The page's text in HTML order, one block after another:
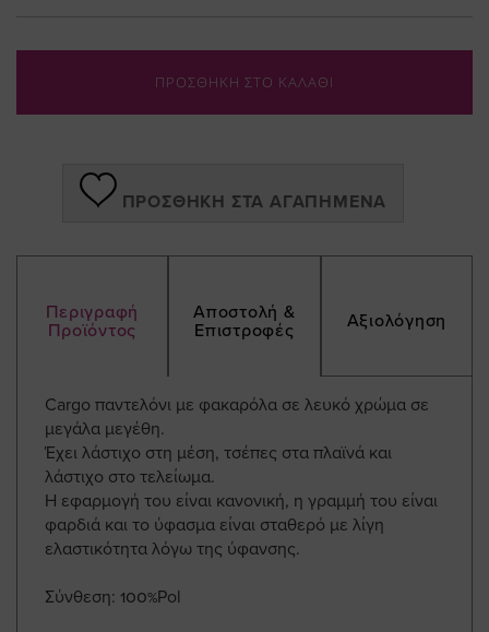
ΠΡΟΣΘΗΚΗ ΣΤΟ ΚΑΛΑΘΙ
ΠΡΟΣΘΉΚΗ ΣΤΑ ΑΓΑΠΗΜΈΝΑ
Περιγραφή
Προϊόντος
Αποστολή &
Επιστροφές
Αξιολόγηση
Cargo παντελόνι με φακαρόλα σε λευκό χρώμα σε
μεγάλα μεγέθη.
Έχει λάστιχο στη μέση, τσέπες στα πλαϊνά και
λάστιχο στο τελείωμα.
Η εφαρμογή του είναι κανονική, η γραμμή του είναι
φαρδιά και το ύφασμα είναι σταθερό με λίγη
ελαστικότητα λόγω της ύφανσης.
Σύνθεση: 100%Pol